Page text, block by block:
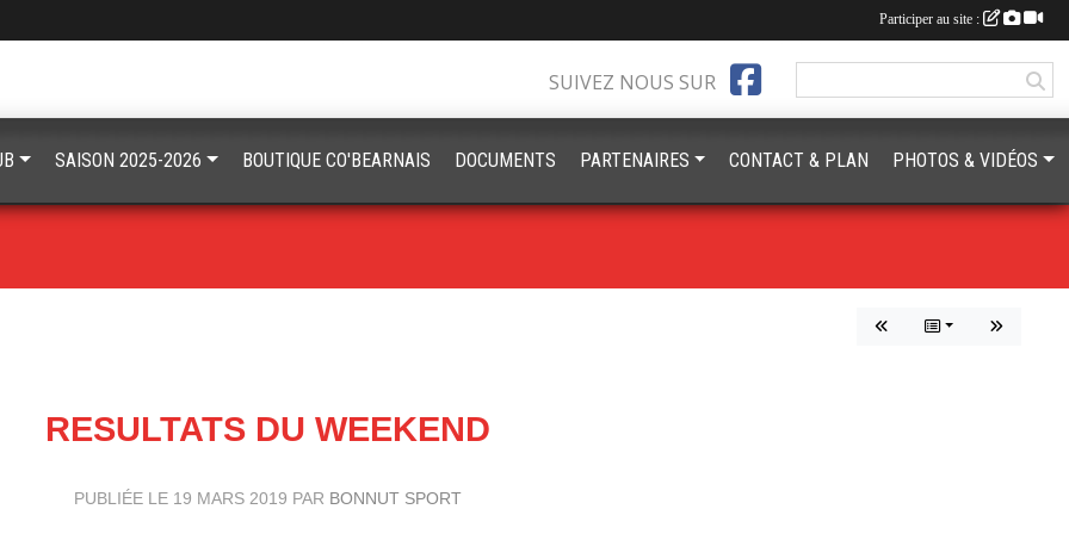
RESULTATS DU WEEKEND
PUBLIÉE LE 19 MARS 2019 PAR BONNUT SPORT
SUIVEZ NOUS SUR
SAISON 2025-2026 BOUTIQUE CO'BEARNAIS DOCUMENTS PARTENAIRES CONTACT & PLAN PHOTOS & VIDÉOS
Participer au site :